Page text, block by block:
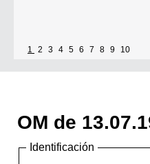
1 2 3 4 5 6 7 8 9 10
OM de
Identificación